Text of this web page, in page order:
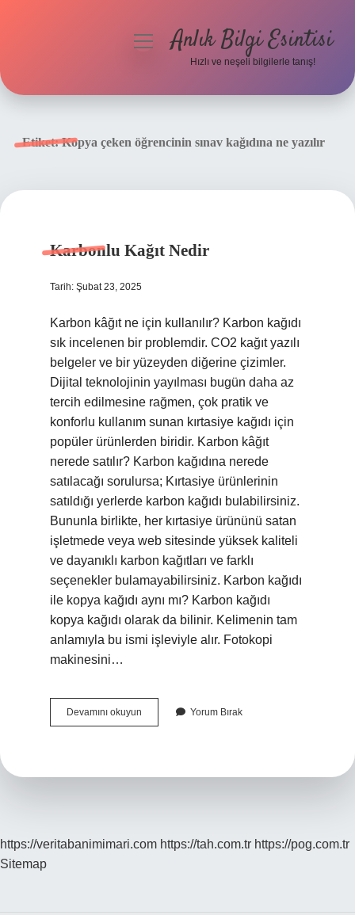
menüyüAnlık Bilgi Esintisi
Hızlı ve neşeli bilgilerle tanış!
Etiket:Kopya çeken öğrencinin sınav kağıdına ne yazılır
Karbonlu Kağıt Nedir
Tarih: Şubat 23, 2025
Karbon kâğıt ne için kullanılır? Karbon kağıdı
sık incelenen bir problemdir. CO2 kağıt yazılı
belgeler ve bir yüzeyden diğerine çizimler.
Dijital teknolojinin yayılması bugün daha az
tercih edilmesine rağmen, çok pratik ve
konforlu kullanım sunan kırtasiye kağıdı için
popüler ürünlerden biridir. Karbon kâğıt
nerede satılır? Karbon kağıdına nerede
satılacağı sorulursa; Kırtasiye ürünlerinin
satıldığı yerlerde karbon kağıdı bulabilirsiniz.
Bununla birlikte, her kırtasiye ürününü satan
işletmede veya web sitesinde yüksek kaliteli
ve dayanıklı karbon kağıtları ve farklı
seçenekler bulamayabilirsiniz. Karbon kağıdı
ile kopya kağıdı aynı mı? Karbon kağıdı
kopya kağıdı olarak da bilinir. Kelimenin tam
anlamıyla bu ismi işleviyle alır. Fotokopi
makinesini…
Devamını okuyun Karbonlu
Kağıt
Yorum Bırak
https://veritabanimimari.com https://tah.com.tr https://pog.com.tr
Sitemap